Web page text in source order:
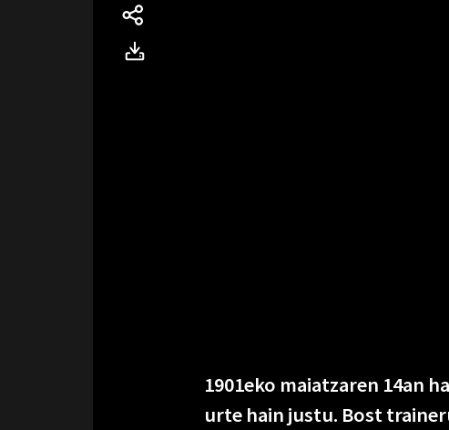
1901eko maiatzaren 14an
urte hain justu. Bost